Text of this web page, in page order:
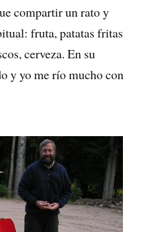
compartir un rato y
fruta, patatas fritas
cerveza. En su
y yo me río mucho con